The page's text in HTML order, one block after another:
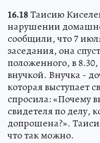
16.18Таисию
нарушении
сообщили, что 7
заседания, она
положенного, в 8.30,
внучкой. Внучка -
которая выступает
спросила: «Почему
свидетеля по делу,
допрошена?».
что так можно.